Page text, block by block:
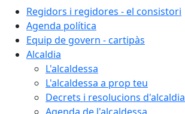
Regidors i regidores - el consistori
Agenda política
Equip de govern - cartipàs
Alcaldia
L'alcaldessa
L'alcaldessa a prop teu
Decrets i resolucions d'alcaldia